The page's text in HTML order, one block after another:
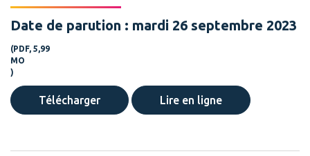
Date de parution : mardi 26 septembre 2023
(PDF, 5,99
MO
)
Télécharger Lire en ligne